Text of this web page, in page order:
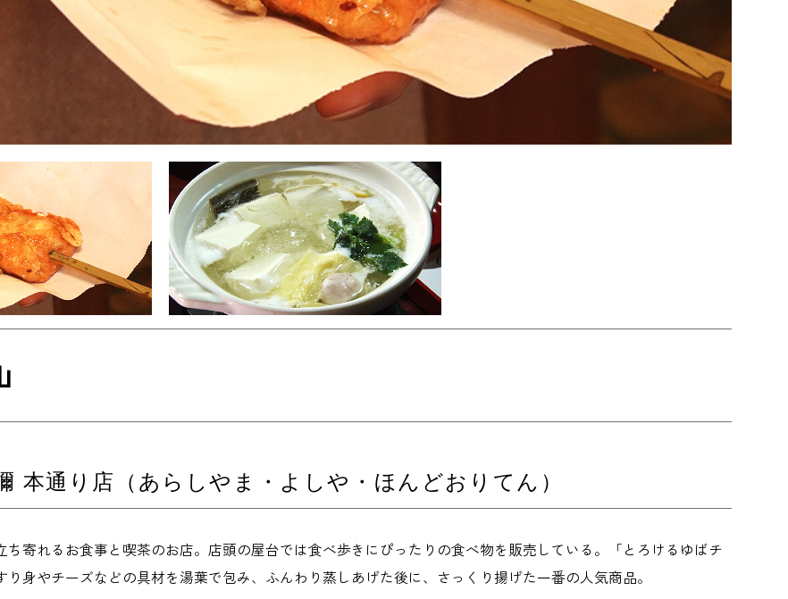
本通り店（あらしやま・よしや・ほんどおりてん）
ち寄れるお食事と喫茶のお店。店頭の屋台では食べ歩きにぴったりの食べ物を販売している。「とろけるゆばチ
り身やチーズなどの具材を湯葉で包み、ふんわり蒸しあげた後に、さっくり揚げた一番の人気商品。